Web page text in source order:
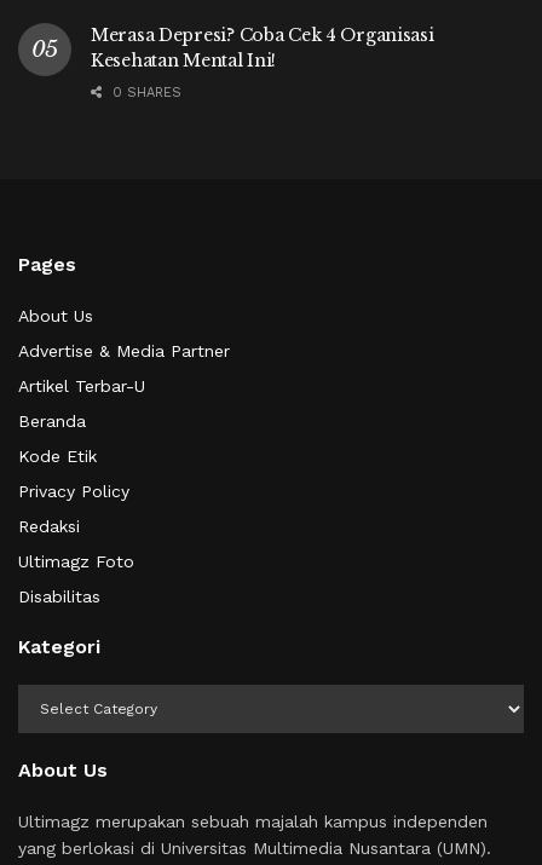
Merasa Depresi? Coba Cek 4 Organisasi
Kesehatan Mental Ini!
0 SHARES
Pages
About Us
Advertise & Media Partner
Artikel Terbar-U
Beranda
Kode Etik
Privacy Policy
Redaksi
Ultimagz Foto
Disabilitas
Kategori
About Us
Ultimagz merupakan sebuah majalah kampus independen
yang berlokasi di Universitas Multimedia Nusantara (UMN).